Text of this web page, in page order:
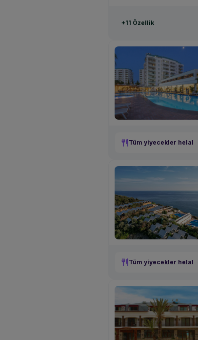
+11 Özellik
Tüm yiyecekler helal
Tüm yiyecekler helal